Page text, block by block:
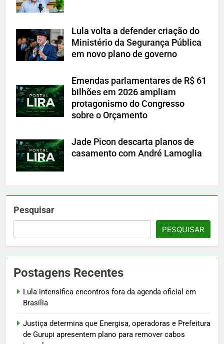
Lula volta a defender criação do
Ministério da Segurança Pública
em novo plano de governo
Emendas parlamentares de R$ 61
bilhões em 2026 ampliam
protagonismo do Congresso
sobre o Orçamento
Jade Picon descarta planos de
casamento com André Lamoglia
Pesquisar
PESQUISAR
Postagens Recentes
Lula intensifica encontros fora da agenda oficial em
Brasília
Justiça determina que Energisa, operadoras e Prefeitura
de Gurupi apresentem plano para remover cabos